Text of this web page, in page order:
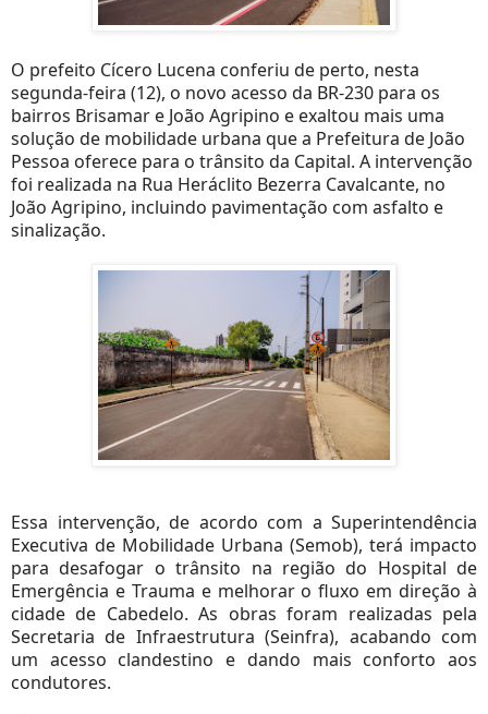
O prefeito Cícero Lucena conferiu de perto, nesta
segunda-feira (12), o novo acesso da BR-230 para os
bairros Brisamar e João Agripino e exaltou mais uma
solução de mobilidade urbana que a Prefeitura de João
Pessoa oferece para o trânsito da Capital. A intervenção
foi realizada na Rua Heráclito Bezerra Cavalcante, no
João Agripino, incluindo pavimentação com asfalto e
sinalização.
Essa intervenção, de acordo com a Superintendência
Executiva de Mobilidade Urbana (Semob), terá impacto
para desafogar o trânsito na região do Hospital de
Emergência e Trauma e melhorar o fluxo em direção à
cidade de Cabedelo. As obras foram realizadas pela
Secretaria de Infraestrutura (Seinfra), acabando com
um acesso clandestino e dando mais conforto aos
condutores.